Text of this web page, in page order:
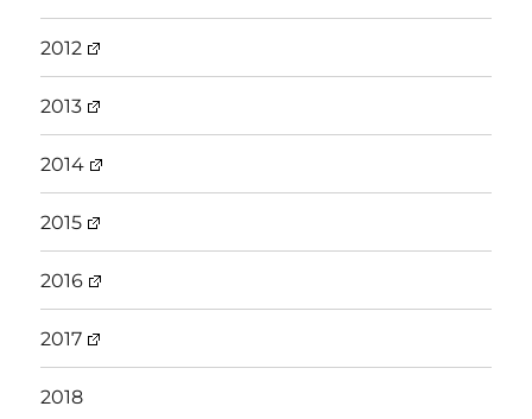
2012
2013
2014
2015
2016
2017
2018